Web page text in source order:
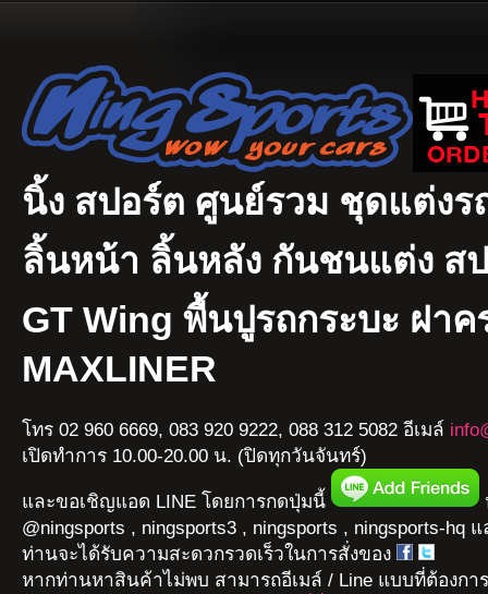
นิ้ง สปอร์ต ศูนย์รวม ชุดแต่งร
ลิ้นหน้า ลิ้นหลัง กันชนแต่ง สป
GT Wing พื้นปูรถกระบะ ฝาค
MAXLINER
โทร 02 960 6669, 083 920 9222, 088 312 5082 อีเมล์
เปิดทำการ 10.00-20.00 น. (ปิดทุกวันจันทร์)
และขอเชิญแอด LINE โดยการกดปุ่มนี้
@ningsports , ningsports3 , ningsports , ningsports-hq
ท่านจะได้รับความสะดวกรวดเร็วในการสั่งของ
หากท่านหาสินค้าไม่พบ สามารถอีเมล์ / Line แบบที่ต้องกา